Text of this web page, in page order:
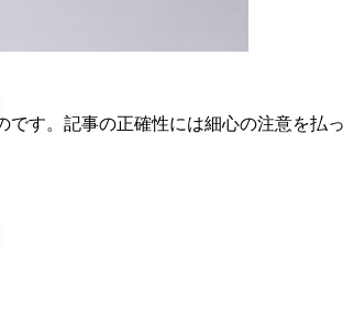
です。記事の正確性には細心の注意を払っ